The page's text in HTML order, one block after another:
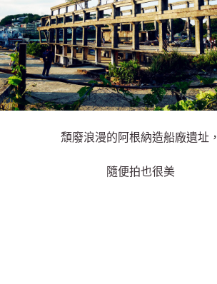
頹廢浪漫的阿根納造船廠遺址，
隨便拍也很美